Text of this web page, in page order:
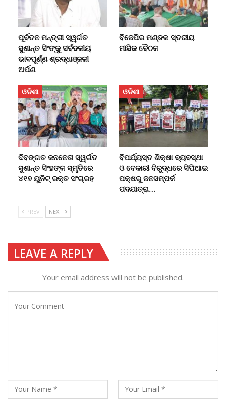
ପୂର୍ବତନ ମନ୍ତ୍ରୀ ସ୍ୱର୍ଗତ
ସୁଶାନ୍ତ ସିଂଙ୍କୁ ସର୍ବଦଳୀୟ
ଭାବପୂର୍ଣ୍ଣ ଶ୍ରଦ୍ଧାଞ୍ଜଳୀ
ଅର୍ପଣ
ବିଜେପିର ମଣ୍ଡଳ ସ୍ତରୀୟ
ମାସିକ ବୈଠକ
ଓଡିଶା
ଦିବଙ୍ଗତ ଜନନେତା ସ୍ୱର୍ଗତ
ସୁଶାନ୍ତ ସିଂହଙ୍କ ସ୍ମୃତିରେ
୪୧୭ ୟୁନିଟ୍ ରକ୍ତ ସଂଗ୍ରହ
ଓଡିଶା
ବିପର୍ଯ୍ୟସ୍ତ ଶିକ୍ଷା ବ୍ୟବସ୍ଥା
ଓ ବେକାରୀ ବିରୁଦ୍ଧରେ ସିପିଆଇ
ପକ୍ଷରୁ ଜନସମ୍ପର୍କ
ପଦଯାତ୍ରା…
PREV NEXT
LEAVE A REPLY
Your email address will not be published.